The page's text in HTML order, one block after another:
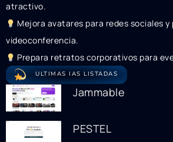
atractivo.
Mejora avatares para redes sociales
videoconferencia.
Prepara retratos corporativos para
ULTIMAS IAS LISTADAS
Jammable
PESTEL